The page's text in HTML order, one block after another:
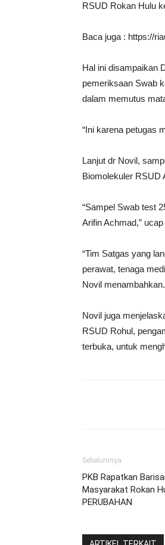
RSUD Rokan Hulu
Baca juga : https://
Hal ini disampaikan
pemeriksaan Swab
dalam memutus
“Ini karena petugas
Lanjut dr Novil,
Biomolekuler RSUD
“Sampel Swab test
Arifin Achmad,”
“Tim Satgas yang
perawat, tenaga
Novil menambahkan.
Novil juga
RSUD Rohul,
terbuka, untuk
Sebelumnya
PKB Rapatkan
Masyarakat Rokan
PERUBAHAN